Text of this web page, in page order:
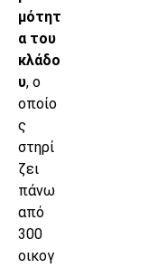
μότητ
α του
κλάδο
υ, ο
οποίο
ς
στηρί
ζει
πάνω
από
300
οικογ